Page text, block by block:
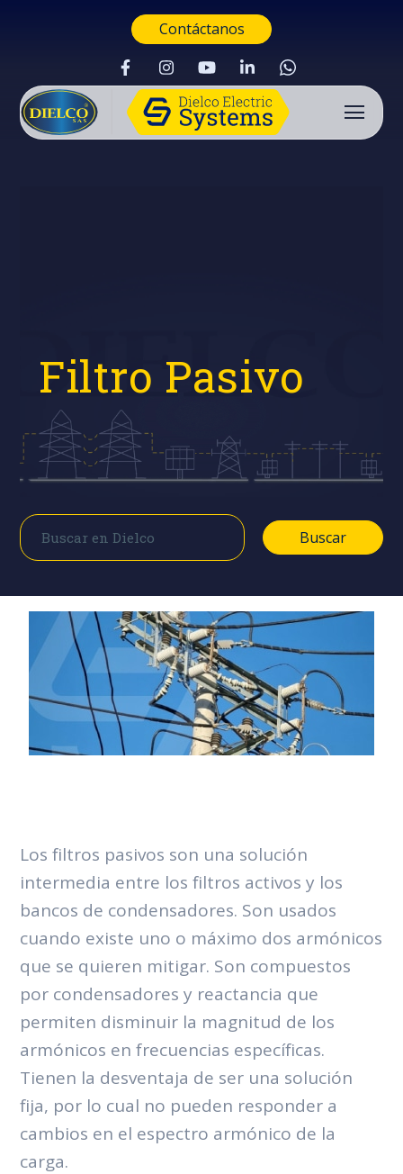
Contáctanos
BuscarFiltro Pasivo
Buscar
Buscar
Los filtros pasivos son una solución
intermedia entre los filtros activos y los
bancos de condensadores. Son usados
cuando existe uno o máximo dos armónicos
que se quieren mitigar. Son compuestos
por condensadores y reactancia que
permiten disminuir la magnitud de los
armónicos en frecuencias específicas.
Tienen la desventaja de ser una solución
fija, por lo cual no pueden responder a
cambios en el espectro armónico de la
carga.